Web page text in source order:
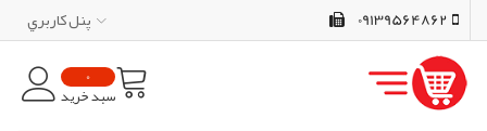
09139564862 پنل کاربري
0
سبد خرید